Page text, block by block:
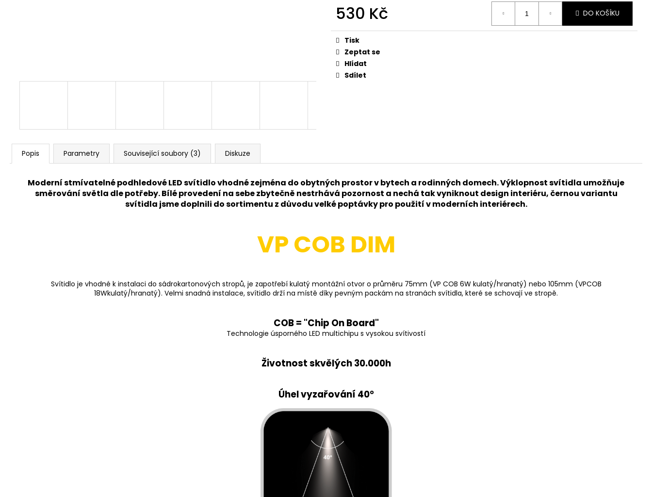
530 Kč
cena:
DO KOŠÍKU
Tisk
Zeptat se
Hlídat
Sdílet
Popis Parametry Související soubory (3) Diskuze
Moderní stmívatelné podhledové LED svítidlo vhodné zejména do obytných prostor v bytech a rodinných domech. Výklopnost svítidla umožňuje
směrování světla dle potřeby. Bílé provedení na sebe zbytečně nestrhává pozornost a nechá tak vyniknout design interiéru, černou variantu
svítidla jsme doplnili do sortimentu z důvodu velké poptávky pro použití v moderních interiérech.
VP COB DIM
Svítidlo je vhodné k instalaci do sádrokartonových stropů, je zapotřebí kulatý montážní otvor o průměru 75mm (VP COB 6W kulatý/hranatý) nebo 105mm (VPCOB
18Wkulatý/hranatý). Velmi snadná instalace, svítidlo drží na místě díky pevným packám na stranách svítidla, které se schovají ve stropě.
COB = "Chip On Board"
Technologie úsporného LED multichipu s vysokou svítivostí
Životnost skvělých 30.000h
Úhel vyzařování 40°
620 Kč